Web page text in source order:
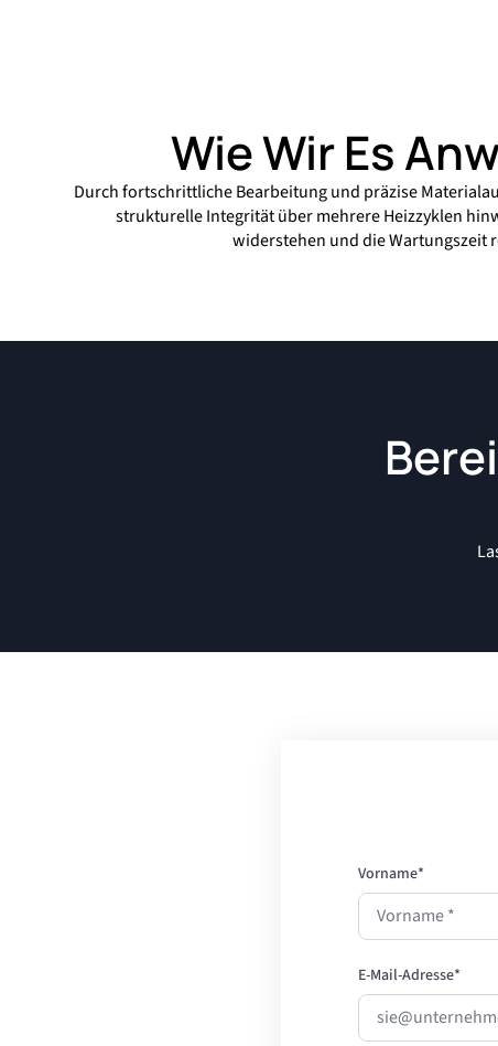
Wie Wir Es
Durch fortschrittliche Bearbeitung und präzise
strukturelle Integrität über mehrere Heizzyklen
widerstehen und die Wartungszeit
Vorname*
E-Mail-Adresse*